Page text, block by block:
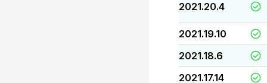
2021.20.4
2021.19.10
2021.18.6
2021.17.14